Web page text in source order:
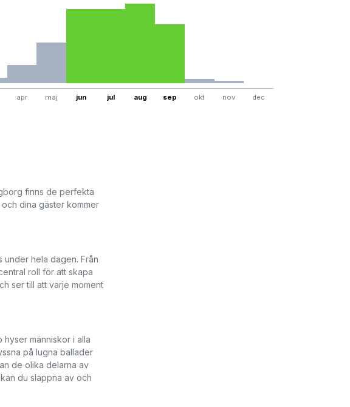
apr maj jun jul aug sep okt nov dec
finns de perfekta
dina gäster kommer
hela dagen. Från
roll för att skapa
ser till att varje moment
människor i alla
på lugna ballader
de olika delarna av
du slappna av och